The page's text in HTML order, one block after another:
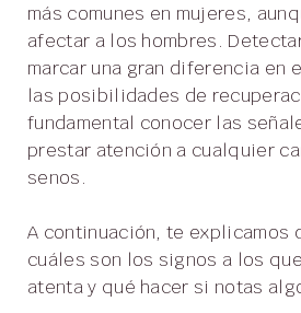
más comunes en mujeres,
afectar a los hombres.
marcar una gran diferencia en
las posibilidades de
fundamental conocer las
prestar atención a cualquier
senos.
A continuación, te explicamos de forma sencilla
cuáles son los signos a los
atenta y qué hacer si notas